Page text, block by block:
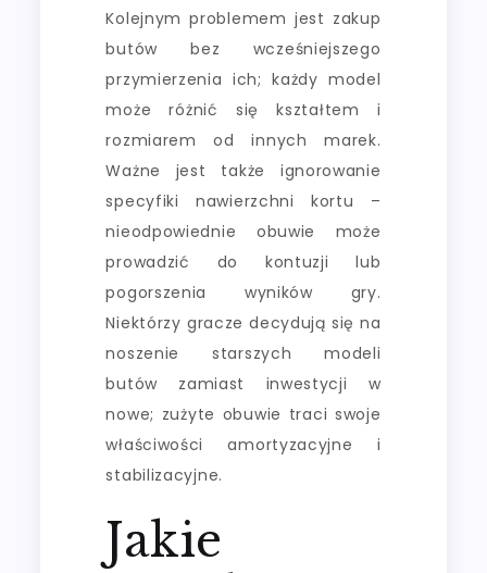
Kolejnym problemem jest zakup
butów bez wcześniejszego
przymierzenia ich; każdy model
może różnić się kształtem i
rozmiarem od innych marek.
Ważne jest także ignorowanie
specyfiki nawierzchni kortu –
nieodpowiednie obuwie może
prowadzić do kontuzji lub
pogorszenia wyników gry.
Niektórzy gracze decydują się na
noszenie starszych modeli
butów zamiast inwestycji w
nowe; zużyte obuwie traci swoje
właściwości amortyzacyjne i
stabilizacyjne.
Jakie